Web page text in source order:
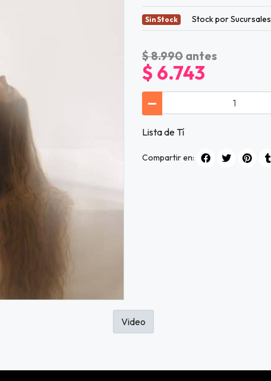
Sin Stock Stock por Sucursales
$ 8.990 antes
$ 6.743
Lista de Tí
Compartir en:
Video